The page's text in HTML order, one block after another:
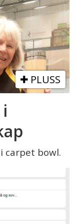
PLUSS
carpet bowl.